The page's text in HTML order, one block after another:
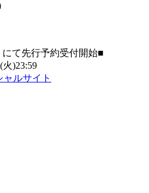
て先行予約受付開始■
火)23:59
ャルサイト